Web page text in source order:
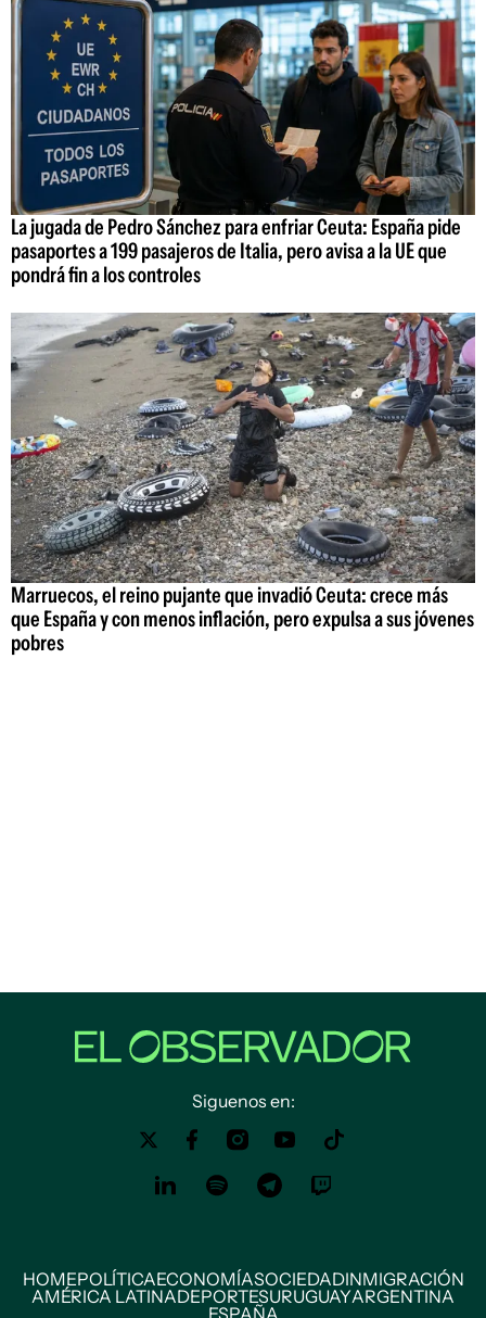
La jugada de Pedro Sánchez para enfriar Ceuta: España pide
pasaportes a 199 pasajeros de Italia, pero avisa a la UE que
pondrá fin a los controles
Marruecos, el reino pujante que invadió Ceuta: crece más
que España y con menos inflación, pero expulsa a sus jóvenes
pobres
Siguenos en:
HOMEPOLÍTICAECONOMÍASOCIEDADINMIGRACIÓN
AMÉRICA LATINADEPORTESURUGUAYARGENTINA
ESPAÑA